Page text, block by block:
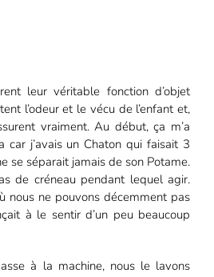
leur véritable fonction d’objet
l’odeur et le vécu de l’enfant et,
vraiment. Au début, ça m’a
car j’avais un Chaton qui faisait 3
se séparait jamais de son Potame.
de créneau pendant lequel agir.
nous ne pouvons décemment pas
à le sentir d’un peu beaucoup
à la machine, nous le lavons